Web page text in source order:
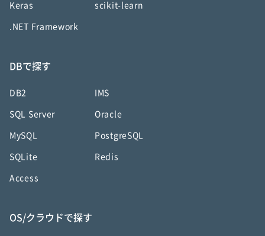
Keras scikit-learn
.NET Framework
DBで探す
DB2 IMS
SQL Server Oracle
MySQL PostgreSQL
SQLite Redis
Access
OS/クラウドで探す